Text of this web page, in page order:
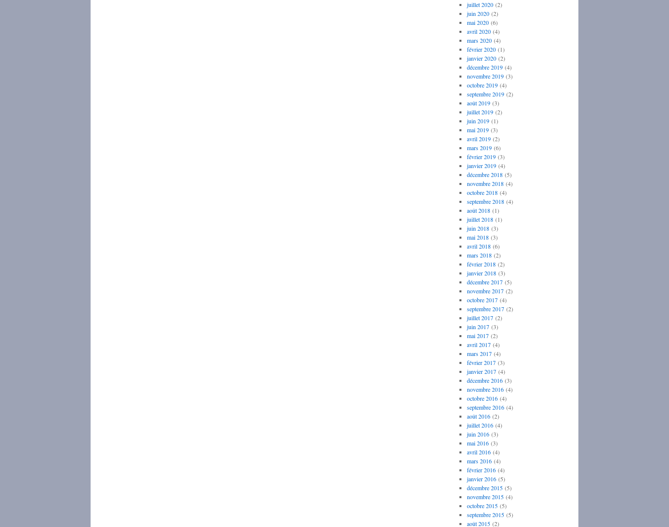
juillet 2020(2)
juin 2020(2)
mai 2020(6)
avril 2020(4)
mars 2020(4)
février 2020(1)
janvier 2020(2)
décembre 2019(4)
novembre 2019(3)
octobre 2019(4)
septembre 2019(2)
août 2019(3)
juillet 2019(2)
juin 2019(1)
mai 2019(3)
avril 2019(2)
mars 2019(6)
février 2019(3)
janvier 2019(4)
décembre 2018(5)
novembre 2018(4)
octobre 2018(4)
septembre 2018(4)
août 2018(1)
juillet 2018(1)
juin 2018(3)
mai 2018(3)
avril 2018(6)
mars 2018(2)
février 2018(2)
janvier 2018(3)
décembre 2017(5)
novembre 2017(2)
octobre 2017(4)
septembre 2017(2)
juillet 2017(2)
juin 2017(3)
mai 2017(2)
avril 2017(4)
mars 2017(4)
février 2017(3)
janvier 2017(4)
décembre 2016(3)
novembre 2016(4)
octobre 2016(4)
septembre 2016(4)
août 2016(2)
juillet 2016(4)
juin 2016(3)
mai 2016(3)
avril 2016(4)
mars 2016(4)
février 2016(4)
janvier 2016(5)
décembre 2015(5)
novembre 2015(4)
octobre 2015(5)
septembre 2015(5)
août 2015(2)